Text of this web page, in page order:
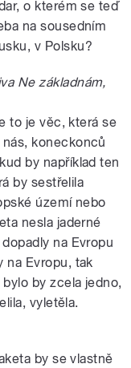
o kterém se teď
na sousedním
v Polsku?
Ne základnám,
to je věc, která se
koneckonců
by například ten
by sestřelila
území nebo
nesla jaderné
na Evropu
na Evropu, tak
by zcela jedno,
vyletěla.
by se vlastně